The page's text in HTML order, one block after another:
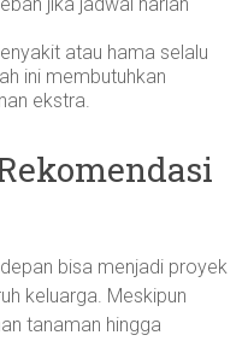
atau hama selalu
ini membutuhkan
ekstra.
bisa menjadi proyek
keluarga. Meskipun
tanaman hingga